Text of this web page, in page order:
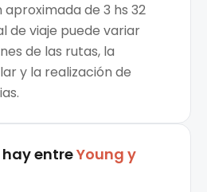
de 3 hs 32
de viaje puede variar
de las rutas, la
y la realización de
entreYoung y